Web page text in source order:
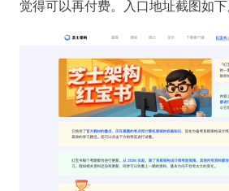
觉得可以再付费。入口地址截图如下